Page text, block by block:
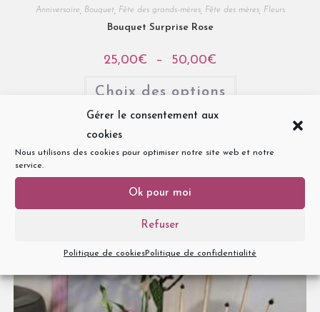
Gérer le consentement aux
cookies
Nous utilisons des cookies pour optimiser notre site web et notre
service.
Ok pour moi
Refuser
Politique de cookiesPolitique de confidentialité
Anniversaire, Bouquet, Fête des grands-mères, Fête des mères, Fleurs
Bouquet Surprise Rose
25,00€ – 50,00€
Choix des options